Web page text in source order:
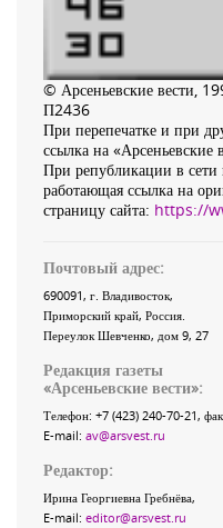
© Арсеньевские вести,
П2436
При перепечатке и при
ссылка на «Арсеньевские
При републикации в сети
работающая ссылка на
страницу сайта: https://
Почтовый адрес:
690091, г. Владивосток,
Приморский край, Россия
Переулок Шевченко, дом 9, 27
Редакция газеты
«Арсеньевские вести»:
Телефон: +7 (423) 240-70-21,
E-mail: av@arsvest.ru
Редактор:
Ирина Георгиевна Гребнёва,
E-mail: editor@arsvest.ru